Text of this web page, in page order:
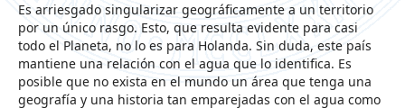
Es arriesgado singularizar geográficamente a un territorio
por un único rasgo. Esto, que resulta evidente para casi
todo el Planeta, no lo es para Holanda. Sin duda, este país
mantiene una relación con el agua que lo identifica. Es
posible que no exista en el mundo un área que tenga una
geografía y una historia tan emparejadas con el agua como